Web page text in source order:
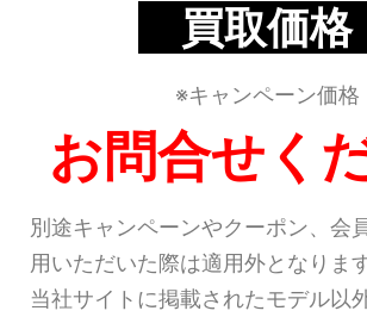
買取価
※キャンペーン価格
お問合せく
別途キャンペーンやクーポン、会
用いただいた際は適用外となります
当社サイトに掲載されたモデル以